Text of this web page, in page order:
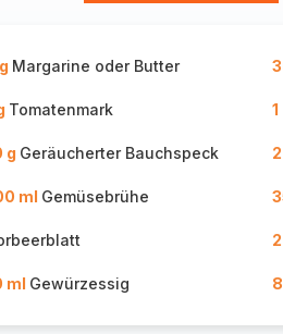
Margarine oder Butter
Tomatenmark 1
g Geräucherter Bauchspeck 2
ml Gemüsebrühe
2
ml Gewürzessig 8